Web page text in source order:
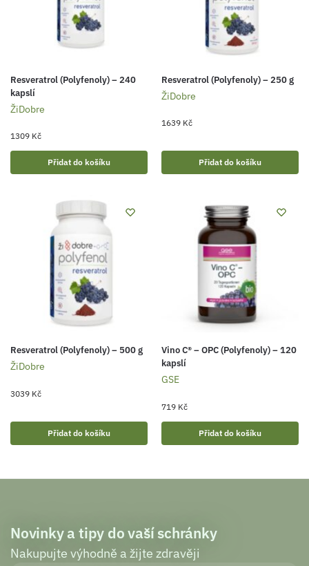
Resveratrol (Polyfenoly) – 240
kapslí
ŽiDobre
1309 Kč
Přidat do košíku
Resveratrol (Polyfenoly) – 250 g
ŽiDobre
1639 Kč
Přidat do košíku
Resveratrol (Polyfenoly) – 500 g
ŽiDobre
3039 Kč
Přidat do košíku
Vino C® – OPC (Polyfenoly) – 120
kapslí
GSE
719 Kč
Přidat do košíku
Novinky a tipy do vaší schránky
Nakupujte výhodně a žijte zdravěji